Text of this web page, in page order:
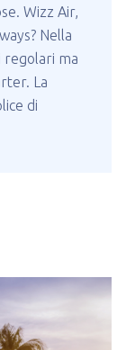
Wizz Air,
Nella
ma
La
di